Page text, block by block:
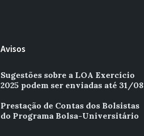
Avisos
Sugestões sobre a LOA Exercício
2025 podem ser enviadas até 31/08
Prestação de Contas dos Bolsistas
do Programa Bolsa-Universitário